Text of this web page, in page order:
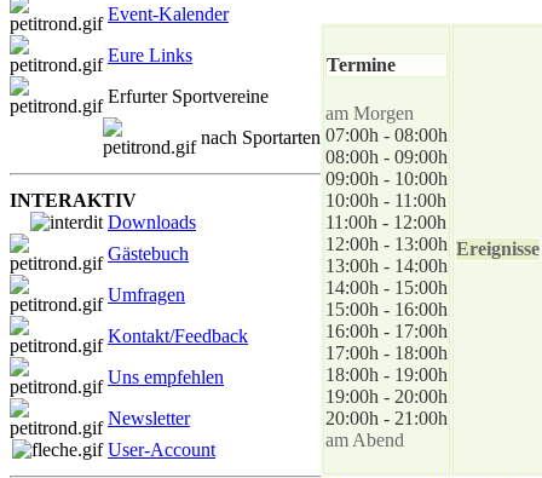
Event-Kalender
Eure Links
Erfurter Sportvereine
nach Sportarten
INTERAKTIV
Downloads
Gästebuch
Umfragen
Kontakt/Feedback
Uns empfehlen
Newsletter
User-Account
Termine
am Morgen
07:00h - 08:00h
08:00h - 09:00h
09:00h - 10:00h
10:00h - 11:00h
11:00h - 12:00h
12:00h - 13:00h
13:00h - 14:00h
14:00h - 15:00h
15:00h - 16:00h
16:00h - 17:00h
17:00h - 18:00h
18:00h - 19:00h
19:00h - 20:00h
20:00h - 21:00h
am Abend
Ereignisse